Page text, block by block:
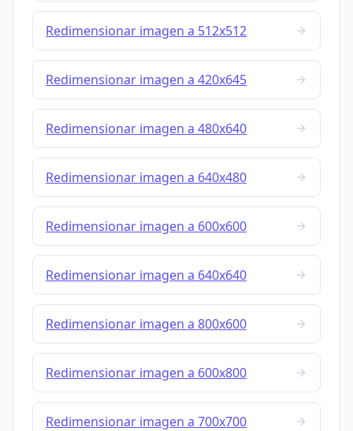
Redimensionar imagen a 512x512
Redimensionar imagen a 420x645
Redimensionar imagen a 480x640
Redimensionar imagen a 640x480
Redimensionar imagen a 600x600
Redimensionar imagen a 640x640
Redimensionar imagen a 800x600
Redimensionar imagen a 600x800
Redimensionar imagen a 700x700